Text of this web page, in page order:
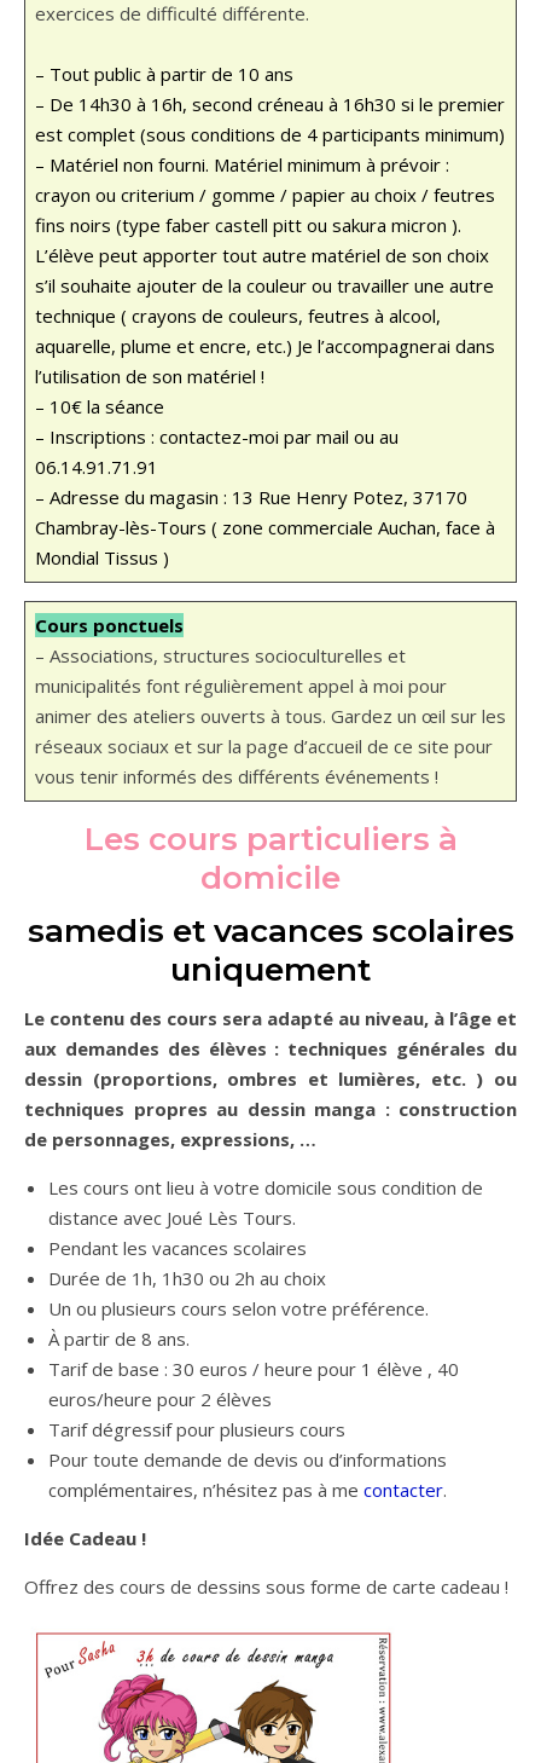
exercices de difficulté différente.
– Tout public à partir de 10 ans
– De 14h30 à 16h, second créneau à 16h30 si le premier
est complet (sous conditions de 4 participants minimum)
– Matériel non fourni. Matériel minimum à prévoir :
crayon ou criterium / gomme / papier au choix / feutres
fins noirs (type faber castell pitt ou sakura micron ).
L’élève peut apporter tout autre matériel de son choix
s’il souhaite ajouter de la couleur ou travailler une autre
technique ( crayons de couleurs, feutres à alcool,
aquarelle, plume et encre, etc.) Je l’accompagnerai dans
l’utilisation de son matériel !
– 10€ la séance
– Inscriptions : contactez-moi par mail ou au
06.14.91.71.91
– Adresse du magasin : 13 Rue Henry Potez, 37170
Chambray-lès-Tours ( zone commerciale Auchan, face à
Mondial Tissus )
Cours ponctuels
– Associations, structures socioculturelles et
municipalités font régulièrement appel à moi pour
animer des ateliers ouverts à tous. Gardez un œil sur les
réseaux sociaux et sur la page d’accueil de ce site pour
vous tenir informés des différents événements !
Les cours particuliers à
domicile
samedis et vacances scolaires
uniquement
Le contenu des cours sera adapté au niveau, à l’âge et
aux demandes des élèves : techniques générales du
dessin (proportions, ombres et lumières, etc. ) ou
techniques propres au dessin manga : construction
de personnages, expressions, …
Les cours ont lieu à votre domicile sous condition de
distance avec Joué Lès Tours.
Pendant les vacances scolaires
Durée de 1h, 1h30 ou 2h au choix
Un ou plusieurs cours selon votre préférence.
À partir de 8 ans.
Tarif de base : 30 euros / heure pour 1 élève , 40
euros/heure pour 2 élèves
Tarif dégressif pour plusieurs cours
Pour toute demande de devis ou d’informations
complémentaires, n’hésitez pas à me contacter.
Idée Cadeau !
Offrez des cours de dessins sous forme de carte cadeau !